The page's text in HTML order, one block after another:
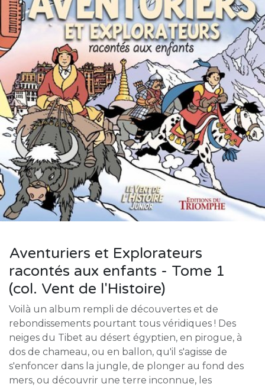
Aventuriers et Explorateurs
racontés aux enfants - Tome 1
(col. Vent de l'Histoire)
Voilà un album rempli de découvertes et de
rebondissements pourtant tous véridiques ! Des
neiges du Tibet au désert égyptien, en pirogue, à
dos de chameau, ou en ballon, qu'il s'agisse de
s'enfoncer dans la jungle, de plonger au fond des
mers, ou découvrir une terre inconnue, les